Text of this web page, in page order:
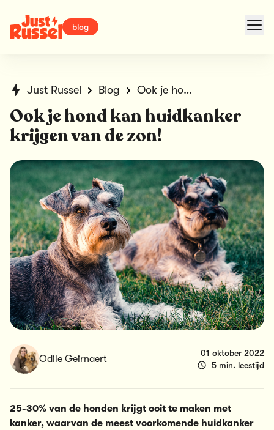
blog
Just Russel Blog Ook je hond kan huidkanker krijgen van de zon!
Ook je hond kan huidkanker
krijgen van de zon!
Odile Geirnaert
01 oktober 2022
5 min. leestijd
25-30% van de honden krijgt ooit te maken met
kanker, waarvan de meest voorkomende huidkanker